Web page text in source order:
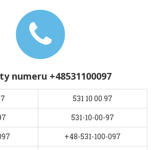
numeru +48531100097
531 10 00 97
531-10-00-97
+48-531-100-097